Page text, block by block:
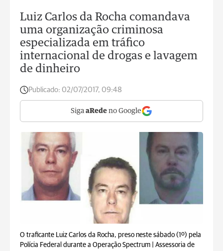
Luiz Carlos da Rocha comandava
uma organização criminosa
especializada em tráfico
internacional de drogas e lavagem
de dinheiro
Publicado: 02/07/2017, 09:48
Siga aRede no Google
O traficante Luiz Carlos da Rocha, preso neste sábado (1º) pela
Polícia Federal durante a Operação Spectrum | Assessoria de